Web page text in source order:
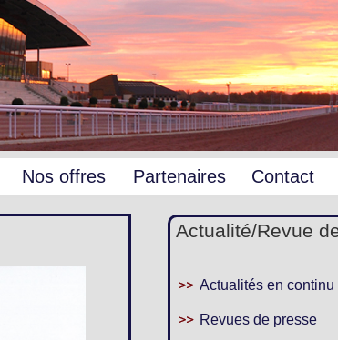
Nos offres
Loges
Groupes
Partenaires Contact
Actualité/Revue
Actualités en continu
Revues de presse